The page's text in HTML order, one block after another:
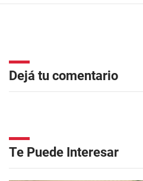
Dejá tu comentario
Te Puede Interesar